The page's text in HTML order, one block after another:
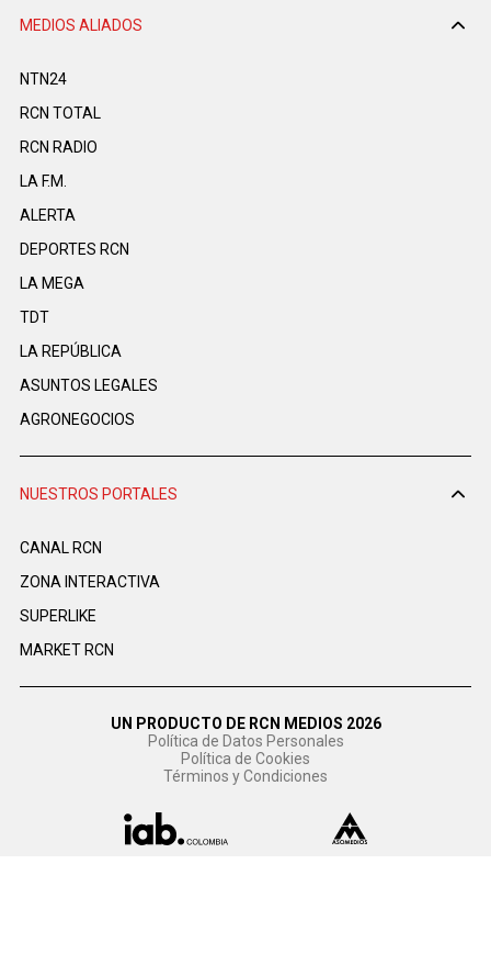
MEDIOS ALIADOS
NTN24
RCN TOTAL
RCN RADIO
LA F.M.
ALERTA
DEPORTES RCN
LA MEGA
TDT
LA REPÚBLICA
ASUNTOS LEGALES
AGRONEGOCIOS
NUESTROS PORTALES
CANAL RCN
ZONA INTERACTIVA
SUPERLIKE
MARKET RCN
UN PRODUCTO DE RCN MEDIOS 2026
Política de Datos Personales
Política de Cookies
Términos y Condiciones